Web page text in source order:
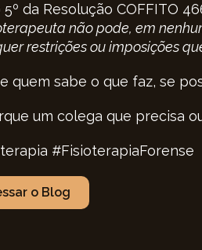
da Resolução COFFITO
não pode, em
restrições ou imposições
quem sabe o que faz, se
um colega que precisa
#FisioterapiaForense
o Blog